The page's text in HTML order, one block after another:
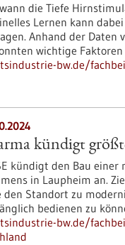
die Tiefe
Lernen kann
Anhand der
wichtige
bw.de/
kündigt
kündigt den Bau
in Laupheim an.
den Standort zu
bedienen zu
bw.de/